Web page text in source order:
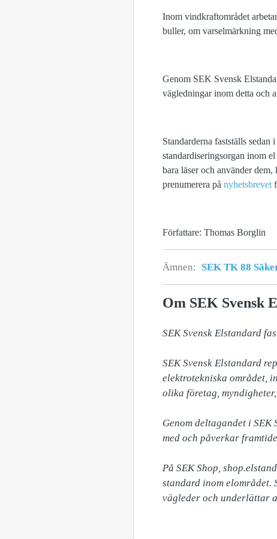
Inom vindkraftområdet
buller, om varselmärkning
Genom SEK Svensk
vägledningar inom detta och
Standarderna fastställs sedan
standardiseringsorgan inom
bara läser och använder
prenumerera på nyhetsbrevet
Författare: Thomas Borglin
Ämnen: SEK TK 88
Om SEK Svensk
SEK Svensk Elstandard
SEK Svensk Elstandard
elektrotekniska området,
olika företag,
Genom deltagandet i
med och påverkar
På SEK Shop,
standard inom elområdet.
vägleder och underlättar